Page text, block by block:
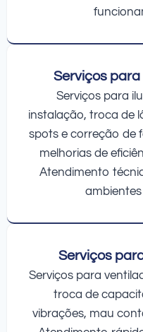
Serviços
Serviços para
instalação, troca de
spots e correção de
melhorias de
Atendimento
Serviços
Serviços para
troca de
vibrações, mau